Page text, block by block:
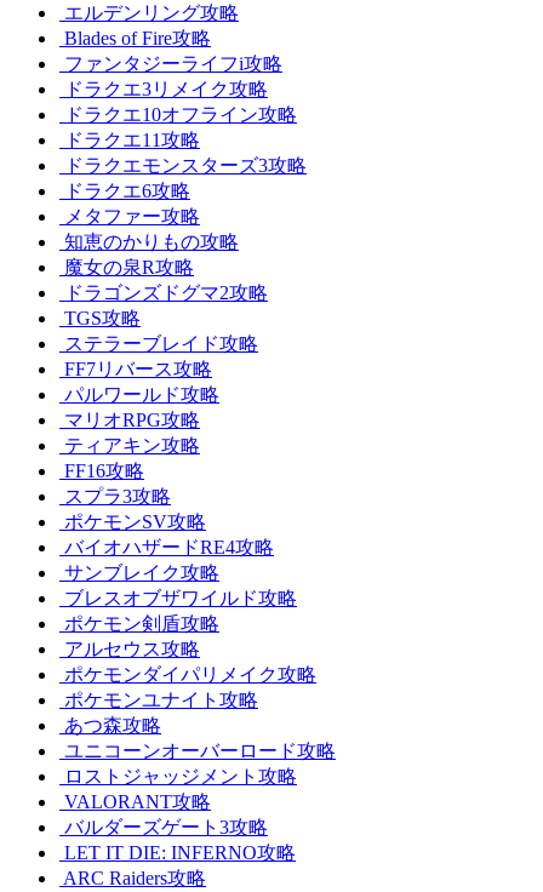
エルデンリング攻略
Blades of Fire攻略
ファンタジーライフi攻略
ドラクエ3リメイク攻略
ドラクエ10オフライン攻略
ドラクエ11攻略
ドラクエモンスターズ3攻略
ドラクエ6攻略
メタファー攻略
知恵のかりもの攻略
魔女の泉R攻略
ドラゴンズドグマ2攻略
TGS攻略
ステラーブレイド攻略
FF7リバース攻略
パルワールド攻略
マリオRPG攻略
ティアキン攻略
FF16攻略
スプラ3攻略
ポケモンSV攻略
バイオハザードRE4攻略
サンブレイク攻略
ブレスオブザワイルド攻略
ポケモン剣盾攻略
アルセウス攻略
ポケモンダイパリメイク攻略
ポケモンユナイト攻略
あつ森攻略
ユニコーンオーバーロード攻略
ロストジャッジメント攻略
VALORANT攻略
バルダーズゲート3攻略
LET IT DIE: INFERNO攻略
ARC Raiders攻略